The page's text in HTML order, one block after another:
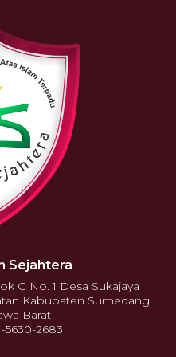
Sejahtera
G No. 1 Desa Sukajaya
Kabupaten Sumedang
Barat
5630-2683